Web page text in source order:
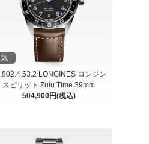
LONGINES ロンジン
スピリット Zulu Time 39mm
504,900円(税込)